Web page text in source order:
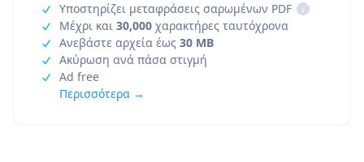
Υποστηρίζει μεταφράσεις σαρωμένων PDF
i
Μέχρι και 30,000 χαρακτήρες ταυτόχρονα
Ανεβάστε αρχεία έως 30 MB
Ακύρωση ανά πάσα στιγμή
Ad free
Περισσότερα →